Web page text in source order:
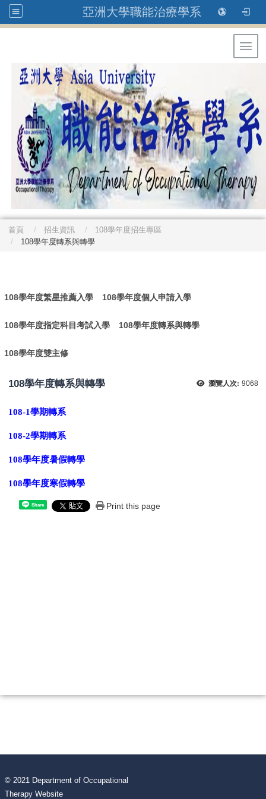
亞洲大學職能治療學系
首頁 招生資訊
108學年度招生專區
108學年度轉系與轉學
108學年度繁星推薦入學 108學年度個人申請入學
108學年度指定科目考試入學 108學年度轉系與轉學
108學年度雙主修
瀏覽人次: 9068
108學年度轉系與轉學
108-1學期轉系
108-2學期轉系
108學年度暑假轉學
108學年度寒假轉學
Share Print this page
© 2021 Department of Occupational
Therapy Website